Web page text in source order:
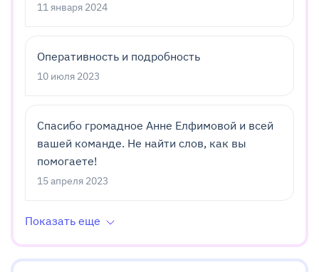
11 января 2024
Оперативность и подробность
10 июля 2023
Спасибо громадное Анне Елфимовой и всей
вашей команде. Не найти слов, как вы
помогаете!
15 апреля 2023
Показать еще